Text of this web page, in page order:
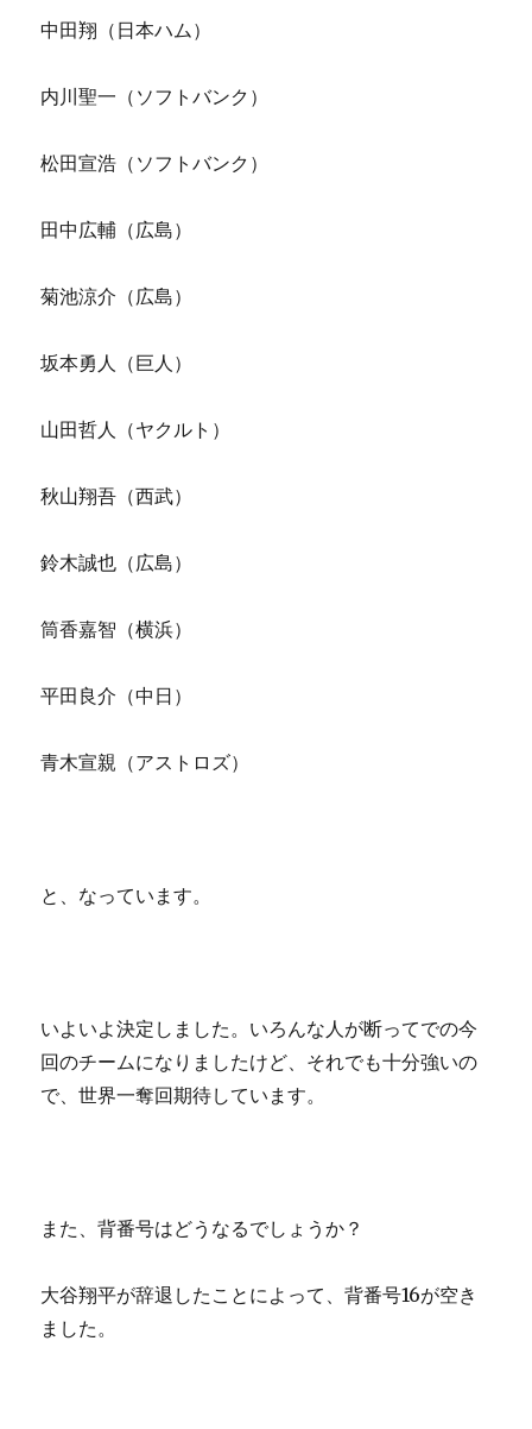
中田翔（日本ハム）
内川聖一（ソフトバンク）
松田宣浩（ソフトバンク）
田中広輔（広島）
菊池涼介（広島）
坂本勇人（巨人）
山田哲人（ヤクルト）
秋山翔吾（西武）
鈴木誠也（広島）
筒香嘉智（横浜）
平田良介（中日）
青木宣親（アストロズ）
と、なっています。
いよいよ決定しました。いろんな人が断ってでの今
回のチームになりましたけど、それでも十分強いの
で、世界一奪回期待しています。
また、背番号はどうなるでしょうか？
大谷翔平が辞退したことによって、背番号16が空き
ました。